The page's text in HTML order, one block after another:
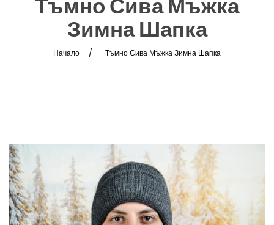
Зимна Шапка
Начало Тъмно Сива Мъжка Зимна Шапка